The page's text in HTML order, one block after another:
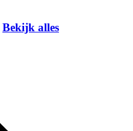
Bekijk alles